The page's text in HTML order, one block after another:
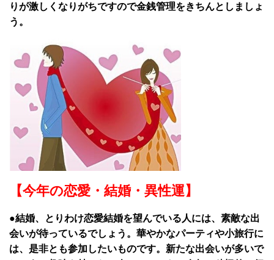
りが激しくなりがちですので金銭管理をきちんとしましょ
う。
【今年の恋愛・結婚・異性運】
●結婚、とりわけ恋愛結婚を望んでいる人には、素敵な出
会いが待っているでしょう。華やかなパーティや小旅行に
は、是非とも参加したいものです。新たな出会いが多いで